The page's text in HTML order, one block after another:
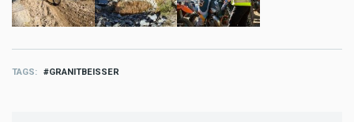
TAGS GRANITBEISSER